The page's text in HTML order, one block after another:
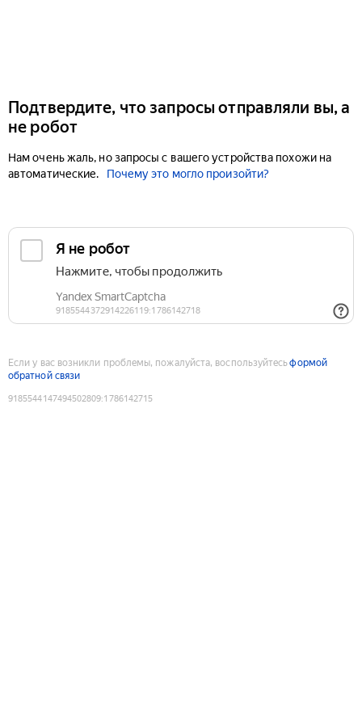
Подтвердите, что запросы отправляли вы, а
не робот
Нам очень жаль, но запросы с вашего устройства похожи на
автоматические.
Почему это могло произойти?
Если у вас возникли проблемы, пожалуйста, воспользуйтесьформой
обратной связи
9185544147494502809:1786142715